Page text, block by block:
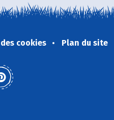
cookies Plan du site